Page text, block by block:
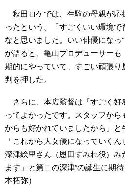
秋田ロケでは、生駒の母親が応
ったという。「すごくいい環境
なと思いました。いい俳優にな
が語ると、亀山プロデューサー
期的にやっていて、すごい頑張
判を押した。
さらに、本広監督は「すごく好
ってよかったです。スタッフか
からも好かれていましたから」と
「これから大女優になっていく
深津絵里さん（恩田すみれ役）
ます」と第二の深津”の誕生に期
本拓弥）